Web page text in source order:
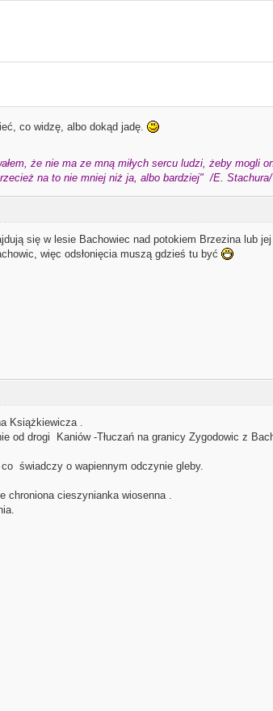
co widzę, albo dokąd jadę.
że nie ma ze mną miłych sercu ludzi, żeby mogli
na to nie mniej niż ja, albo bardziej" /E. Stachura/
się w lesie Bachowiec nad potokiem Brzezina lub jej
więc odsłonięcia muszą gdzieś tu być
Książkiewicza .
od drogi Kaniów -Tłuczań na granicy Zygodowic z
świadczy o wapiennym odczynie gleby.
chroniona cieszynianka wiosenna .